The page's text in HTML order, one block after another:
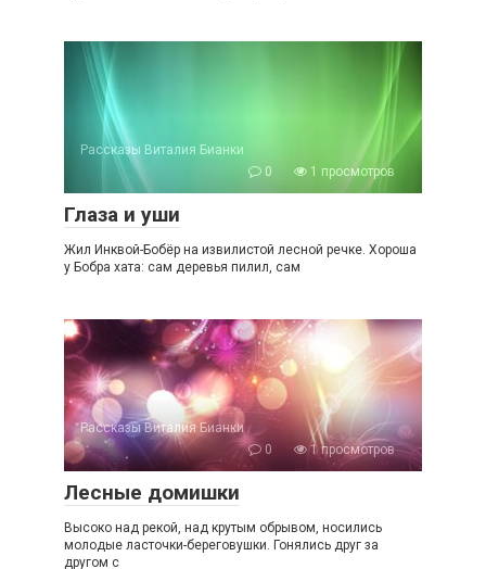
Рассказы Виталия Бианки
0
1 просмотров
Глаза и уши
Жил Инквой-Бобёр на извилистой лесной речке. Хороша
у Бобра хата: сам деревья пилил, сам
Рассказы Виталия Бианки
0
1 просмотров
Лесные домишки
Высоко над рекой, над крутым обрывом, носились
молодые ласточки-береговушки. Гонялись друг за
другом с